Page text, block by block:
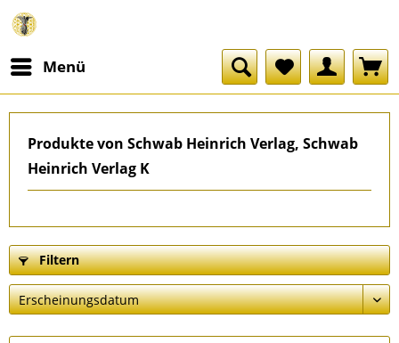
Menü
Produkte von Schwab Heinrich Verlag, Schwab
Heinrich Verlag K
Filtern